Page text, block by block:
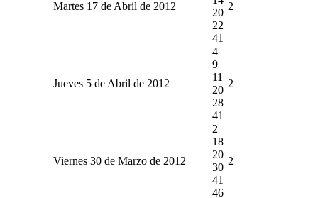
Martes 17 de Abril de 2012
20
22
41
2
Jueves 5 de Abril de 2012
4
9
11
20
28
41
2
Viernes 30 de Marzo de 2012
2
18
20
30
41
46
2